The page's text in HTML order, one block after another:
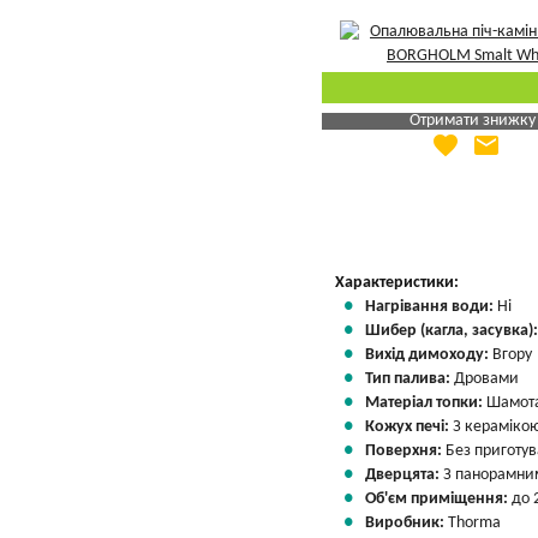
Отримати знижку
Яка Ваша ціна
favorite email
Характеристики:
Нагрівання води: Ні
Шибер (кагла,
Вихід димоходу: Вгору
Тип палива: Дровами
Матеріал топки:
Кожух печі: З
Поверхня: Без
Дверцята: З
Об'єм приміщення: до
Виробник: Thorma